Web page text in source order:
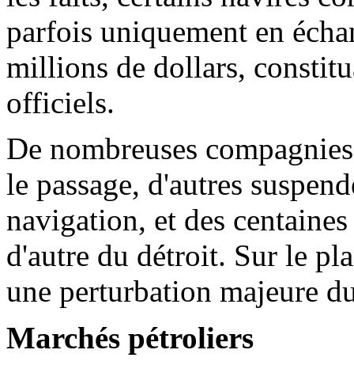
parfois uniquement en
millions de dollars,
officiels.
De nombreuses
le passage, d'autres
navigation, et des
d'autre du détroit. Sur le
une perturbation majeure
Marchés pétroliers